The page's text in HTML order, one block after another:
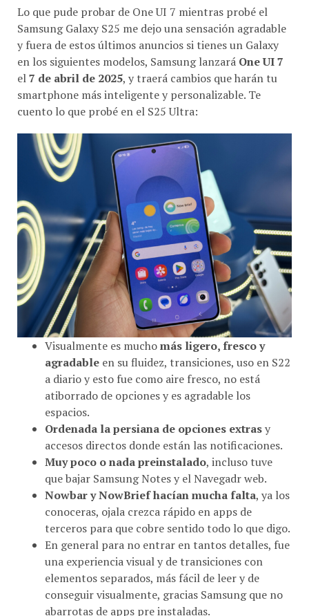
Lo que pude probar de One UI 7 mientras probé el
Samsung Galaxy S25 me dejo una sensación agradable
y fuera de estos últimos anuncios si tienes un Galaxy
en los siguientes modelos, Samsung lanzará One UI 7
el 7 de abril de 2025 , y traerá cambios que harán tu
smartphone más inteligente y personalizable. Te
cuento lo que probé en el S25 Ultra:
Visualmente es muchomás ligero, fresco y
agradable en su fluidez, transiciones, uso en S22
a diario y esto fue como aire fresco, no está
atiborrado de opciones y es agradable los
espacios.
Ordenada la persiana de opciones extras y
accesos directos donde están las notificaciones.
Muy poco o nada preinstalado , incluso tuve
que bajar Samsung Notes y el Navegadr web.
Nowbar y NowBrief hacían mucha falta , ya los
conoceras, ojala crezca rápido en apps de
terceros para que cobre sentido todo lo que digo.
En general para no entrar en tantos detalles, fue
una experiencia visual y de transiciones con
elementos separados, más fácil de leer y de
conseguir visualmente, gracias Samsung que no
abarrotas de apps pre instaladas.